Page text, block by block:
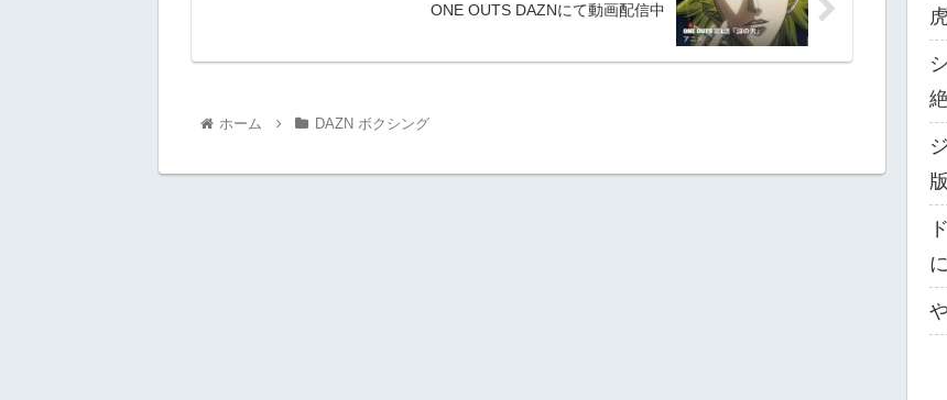
ONE OUTS DAZNにて動画配信中
ホーム DAZN ボクシング